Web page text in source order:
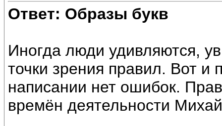
Ответ: Образы букв
Иногда люди удивляются,
точки зрения правил. Вот и
написании нет ошибок.
времён деятельности